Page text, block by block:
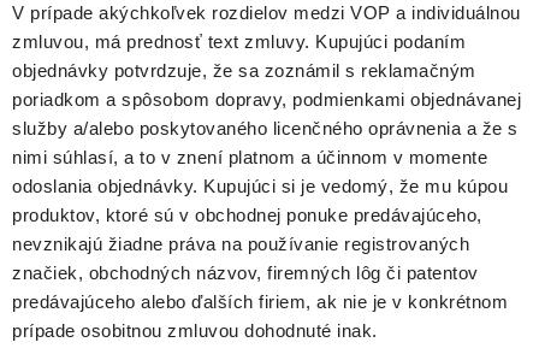
V prípade akýchkoľvek rozdielov medzi VOP a individuálnou
zmluvou, má prednosť text zmluvy. Kupujúci podaním
objednávky potvrdzuje, že sa zoznámil s reklamačným
poriadkom a spôsobom dopravy, podmienkami objednávanej
služby a/alebo poskytovaného licenčného oprávnenia a že s
nimi súhlasí, a to v znení platnom a účinnom v momente
odoslania objednávky. Kupujúci si je vedomý, že mu kúpou
produktov, ktoré sú v obchodnej ponuke predávajúceho,
nevznikajú žiadne práva na používanie registrovaných
značiek, obchodných názvov, firemných lôg či patentov
predávajúceho alebo ďalších firiem, ak nie je v konkrétnom
prípade osobitnou zmluvou dohodnuté inak.